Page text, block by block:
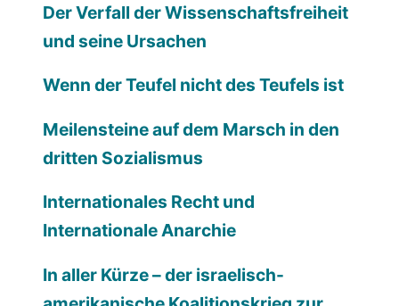
Der Verfall der Wissenschaftsfreiheit
und seine Ursachen
Wenn der Teufel nicht des Teufels ist
Meilensteine auf dem Marsch in den
dritten Sozialismus
Internationales Recht und
Internationale Anarchie
In aller Kürze – der israelisch-